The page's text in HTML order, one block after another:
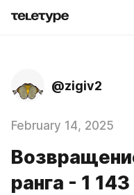
@zigiv2
February 14, 2025
ранга - 1 143